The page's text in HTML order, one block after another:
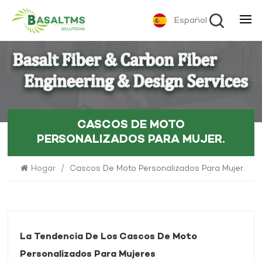
Español
CASCOS DE MOTO
PERSONALIZADOS PARA MUJER.
Hogar / Cascos De Moto Personalizados Para Mujer.
La Tendencia De Los Cascos De Moto
Personalizados Para Mujeres